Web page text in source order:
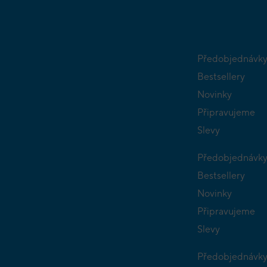
Předobjednávky
Bestsellery
Novinky
Připravujeme
Slevy
Předobjednávky
Bestsellery
Novinky
Připravujeme
Slevy
Předobjednávky